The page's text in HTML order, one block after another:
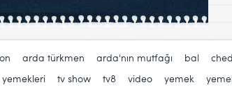
arda türkmen arda'nın mutfağı bal
tv show tv8 video yemek